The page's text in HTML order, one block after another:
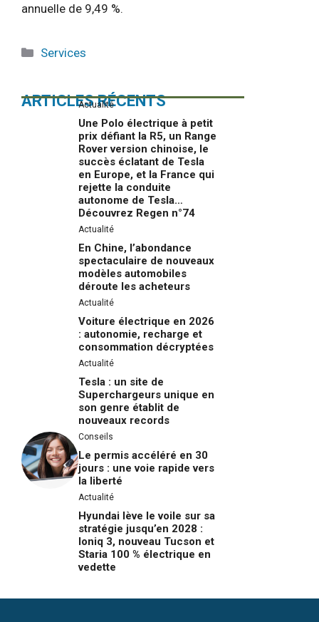
annuelle de 9,49 %.
Catégories
Services
ARTICLES RÉCENTS
Actualité
Une Polo électrique à petit
prix défiant la R5, un Range
Rover version chinoise, le
succès éclatant de Tesla
en Europe, et la France qui
rejette la conduite
autonome de Tesla…
Découvrez Regen n°74
Actualité
En Chine, l’abondance
spectaculaire de nouveaux
modèles automobiles
déroute les acheteurs
Actualité
Voiture électrique en 2026
: autonomie, recharge et
consommation décryptées
Actualité
Tesla : un site de
Superchargeurs unique en
son genre établit de
nouveaux records
Conseils
Le permis accéléré en 30
jours : une voie rapide vers
la liberté
Actualité
Hyundai lève le voile sur sa
stratégie jusqu’en 2028 :
Ioniq 3, nouveau Tucson et
Staria 100 % électrique en
vedette